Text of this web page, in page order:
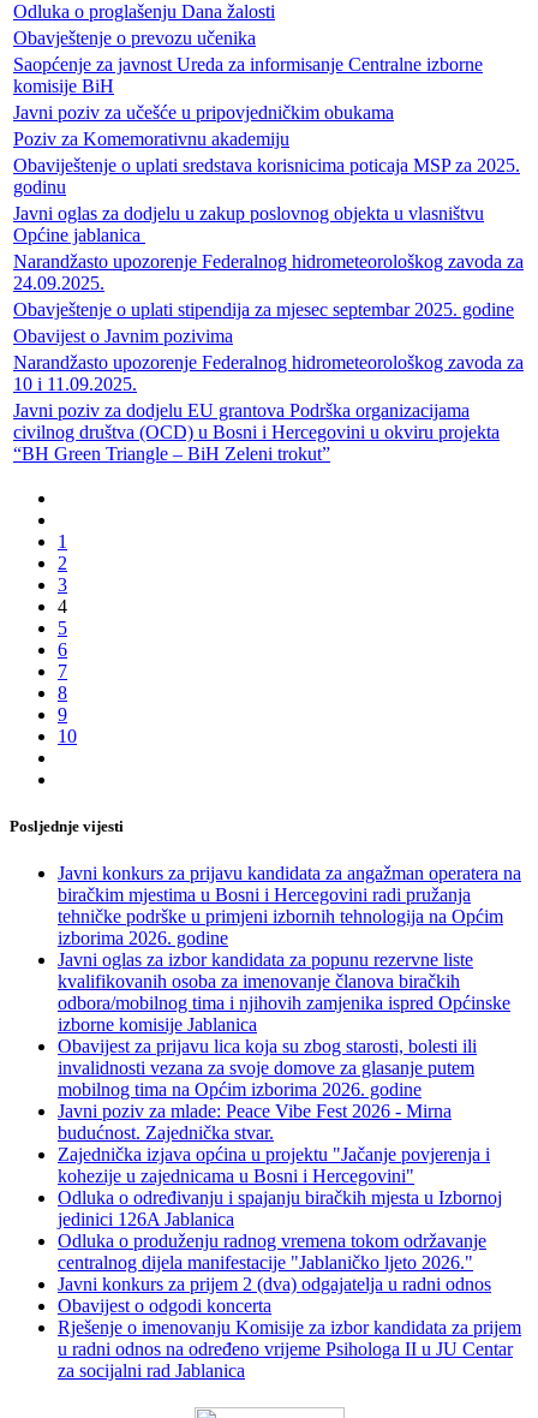
Odluka o proglašenju Dana žalosti
Obavještenje o prevozu učenika
Saopćenje za javnost Ureda za informisanje Centralne izborne
komisije BiH
Javni poziv za učešće u pripovjedničkim obukama
Poziv za Komemorativnu akademiju
Obaviještenje o uplati sredstava korisnicima poticaja MSP za 2025.
godinu
Javni oglas za dodjelu u zakup poslovnog objekta u vlasništvu
Općine jablanica
Narandžasto upozorenje Federalnog hidrometeorološkog zavoda za
24.09.2025.
Obavještenje o uplati stipendija za mjesec septembar 2025. godine
Obavijest o Javnim pozivima
Narandžasto upozorenje Federalnog hidrometeorološkog zavoda za
10 i 11.09.2025.
Javni poziv za dodjelu EU grantova Podrška organizacijama
civilnog društva (OCD) u Bosni i Hercegovini u okviru projekta
“BH Green Triangle – BiH Zeleni trokut”
1
2
3
4
5
6
7
8
9
10
Posljednje vijesti
Javni konkurs za prijavu kandidata za angažman operatera na
biračkim mjestima u Bosni i Hercegovini radi pružanja
tehničke podrške u primjeni izbornih tehnologija na Općim
izborima 2026. godine
Javni oglas za izbor kandidata za popunu rezervne liste
kvalifikovanih osoba za imenovanje članova biračkih
odbora/mobilnog tima i njihovih zamjenika ispred Općinske
izborne komisije Jablanica
Obavijest za prijavu lica koja su zbog starosti, bolesti ili
invalidnosti vezana za svoje domove za glasanje putem
mobilnog tima na Općim izborima 2026. godine
Javni poziv za mlade: Peace Vibe Fest 2026 - Mirna
budućnost. Zajednička stvar.
Zajednička izjava općina u projektu "Jačanje povjerenja i
kohezije u zajednicama u Bosni i Hercegovini"
Odluka o određivanju i spajanju biračkih mjesta u Izbornoj
jedinici 126A Jablanica
Odluka o produženju radnog vremena tokom održavanje
centralnog dijela manifestacije "Jablaničko ljeto 2026."
Javni konkurs za prijem 2 (dva) odgajatelja u radni odnos
Obavijest o odgodi koncerta
Rješenje o imenovanju Komisije za izbor kandidata za prijem
u radni odnos na određeno vrijeme Psihologa II u JU Centar
za socijalni rad Jablanica